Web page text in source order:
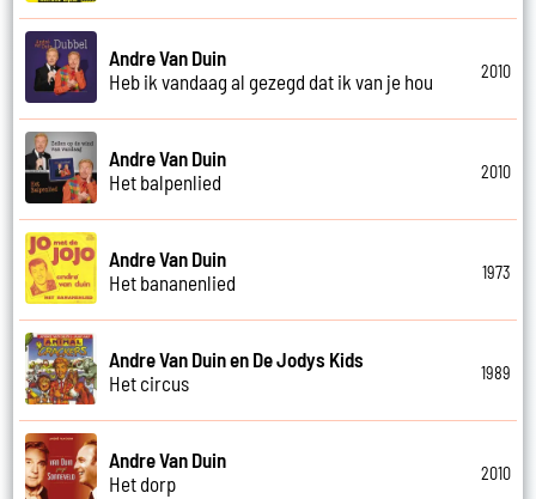
Andre Van Duin
Heb ik vandaag al gezegd dat ik van je hou
2010
Andre Van Duin
Het balpenlied
2010
Andre Van Duin
Het bananenlied
1973
Andre Van Duin en De Jodys Kids
Het circus
1989
Andre Van Duin
Het dorp
2010